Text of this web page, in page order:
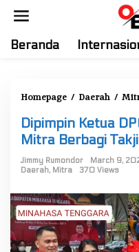
Beranda
Homepage / Daerah /
Dipimpin Ketua
Mitra Berbagi
Jimmy Rumondor
March 9,
Daerah, Mitra 370 Views